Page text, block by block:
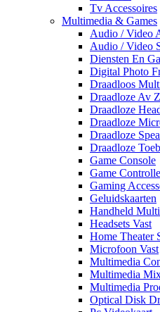
Tv Accessoires
Multimedia & Games
Audio / Video
Audio / Video
Diensten En
Digital Photo
Draadloos
Draadloze Av
Draadloze
Draadloze
Draadloze
Draadloze
Game Console
Game
Gaming
Geluidskaarten
Handheld
Headsets Vast
Home Theater
Microfoon Vast
Multimedia
Multimedia
Multimedia
Optical Disk